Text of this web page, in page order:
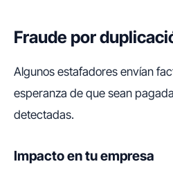
Fraude por
Algunos estafadores envían
esperanza de que sean
detectadas.
Impacto en tu empresa